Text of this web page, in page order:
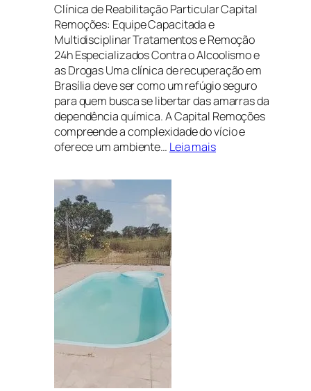
Clínica de Reabilitação Particular Capital
Remoções: Equipe Capacitada e
Multidisciplinar Tratamentos e Remoção
24h Especializados Contra o Alcoolismo e
as Drogas Uma clínica de recuperação em
Brasília deve ser como um refúgio seguro
para quem busca se libertar das amarras da
dependência química. A Capital Remoções
compreende a complexidade do vício e
oferece um ambiente… Leia mais: